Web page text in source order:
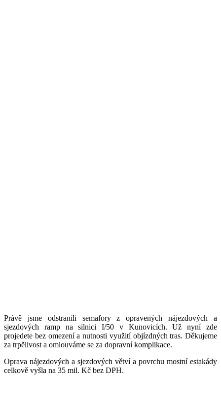
Právě jsme odstranili semafory z opravených nájezdových a
sjezdových ramp na silnici I/50 v Kunovicích. Už nyní zde
projedete bez omezení a nutnosti využití objízdných tras. Děkujeme
za trpělivost a omlouváme se za dopravní komplikace.
Oprava nájezdových a sjezdových větví a povrchu mostní estakády
celkově vyšla na 35 mil. Kč bez DPH.